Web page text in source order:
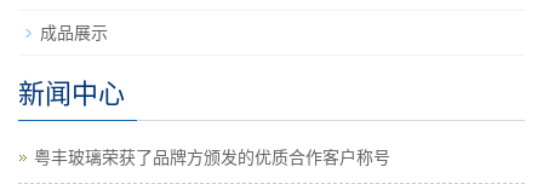
成品展示
新闻中心
粤丰玻璃荣获了品牌方颁发的优质合作客户称号